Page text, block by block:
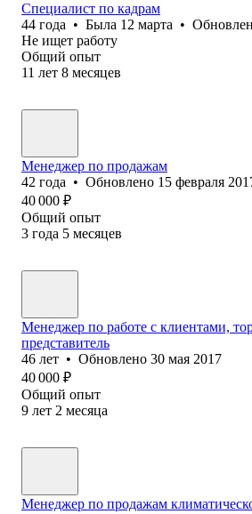
Специалист по кадрам
44 года • Была 12 марта •
Не ищет работу
Общий опыт
11 лет 8 месяцев
Менеджер по продажам
42 года • Обновлено 15 февраля
40 000 ₽
Общий опыт
3 года 5 месяцев
Менеджер по работе с клиентами,
представитель
46 лет • Обновлено 30 мая 2017
40 000 ₽
Общий опыт
9 лет 2 месяца
Менеджер по продажам